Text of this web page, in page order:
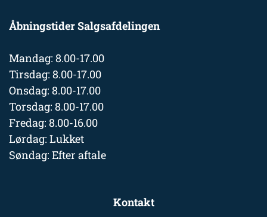
Åbningstider Salgsafdelingen
Mandag: 8.00-17.00
Tirsdag: 8.00-17.00
Onsdag: 8.00-17.00
Torsdag: 8.00-17.00
Fredag: 8.00-16.00
Lørdag: Lukket
Søndag: Efter aftale
Kontakt